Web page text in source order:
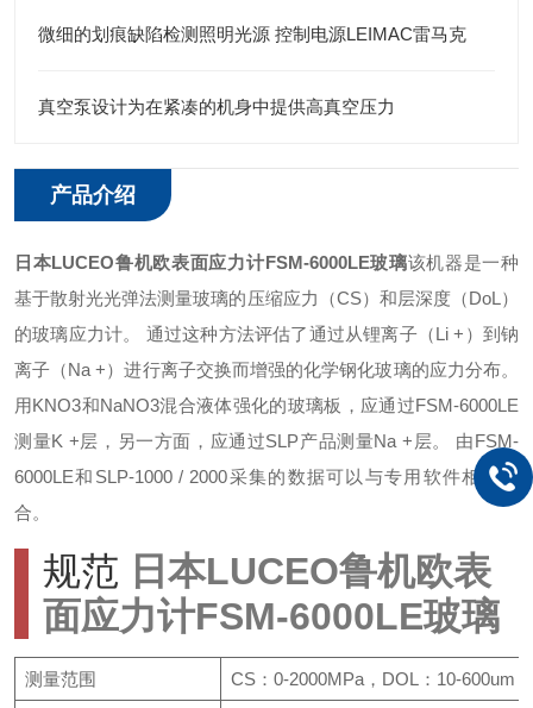
微细的划痕缺陷检测照明光源 控制电源LEIMAC雷马克
真空泵设计为在紧凑的机身中提供高真空压力
产品介绍
日本LUCEO鲁机欧表面应力计FSM-6000LE玻璃该机器是一种
基于散射光光弹法测量玻璃的压缩应力（CS）和层深度（DoL）
的玻璃应力计。 通过这种方法评估了通过从锂离子（Li +）到钠
离子（Na +）进行离子交换而增强的化学钢化玻璃的应力分布。
用KNO3和NaNO3混合液体强化的玻璃板，应通过FSM-6000LE
测量K +层，另一方面，应通过SLP产品测量Na +层。 由FSM-
6000LE和SLP-1000 / 2000采集的数据可以与专用软件相互组
合。
规范 日本LUCEO鲁机欧表
面应力计FSM-6000LE玻璃
测量范围 CS：0-2000MPa，DOL：10-600um